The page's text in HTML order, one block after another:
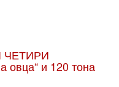
ЧЕТИРИ
и 120 тона